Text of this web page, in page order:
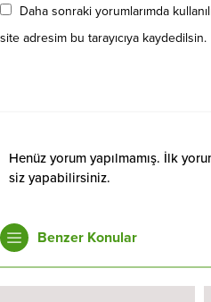
Daha sonraki yorumlarımda
site adresim bu tarayıcıya kaydedilsin.
Henüz yorum yapılmamış. İlk
siz yapabilirsiniz.
Benzer Konular